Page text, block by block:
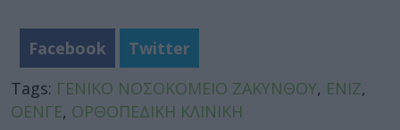
Facebook
Twitter
Tags: ΓΕΝΙΚΟ ΝΟΣΟΚΟΜΕΙΟ ΖΑΚΥΝΘΟΥ, ΕΝΙΖ,
ΟΕΝΓΕ, ΟΡΘΟΠΕΔΙΚΗ ΚΛΙΝΙΚΗ